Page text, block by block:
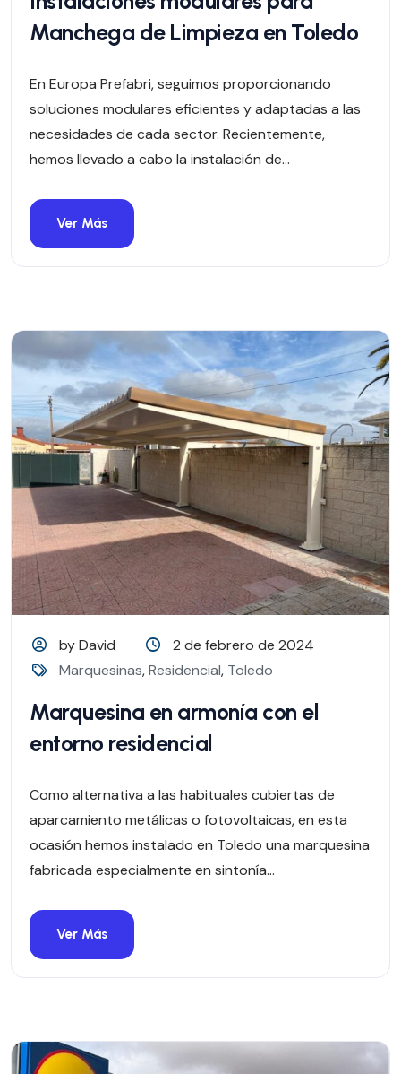
Manchega de Limpieza en Toledo
En Europa Prefabri, seguimos proporcionando
soluciones modulares eficientes y adaptadas a las
necesidades de cada sector. Recientemente,
hemos llevado a cabo la instalación de...
Ver Más
by David
2 de febrero de 2024
Marquesinas,Residencial, Toledo
Marquesina en armonía con el
entorno residencial
Como alternativa a las habituales cubiertas de
aparcamiento metálicas o fotovoltaicas, en esta
ocasión hemos instalado en Toledo una marquesina
fabricada especialmente en sintonía...
Ver Más